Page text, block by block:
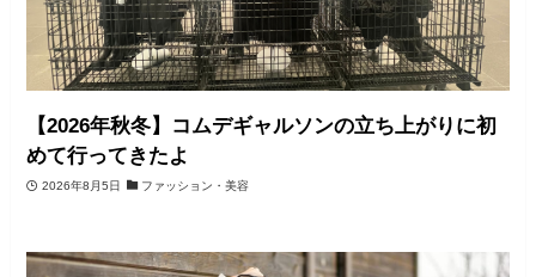
【2026年秋冬】コムデギャルソンの立ち上がりに初
めて行ってきたよ
2026年8月5日 ファッション・美容